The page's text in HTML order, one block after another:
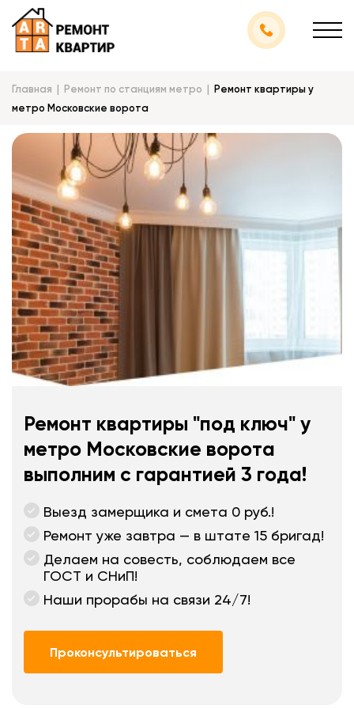
Главная Ремонт по станциям метро
Ремонт квартиры у
метро Московские ворота
Ремонт квартиры "под ключ" у
метро Московские ворота
выполним с гарантией 3 года!
Выезд замерщика и смета 0 руб.!
Ремонт уже завтра — в штате 15 бригад!
Делаем на совесть, соблюдаем все
ГОСТ и СНиП!
Наши прорабы на связи 24/7!
Проконсультироваться